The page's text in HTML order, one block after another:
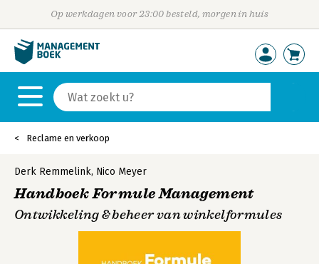
Op werkdagen voor 23:00 besteld, morgen in huis
Reclame en verkoop
Derk Remmelink, Nico Meyer
Handboek Formule Management
Ontwikkeling & beheer van winkelformules